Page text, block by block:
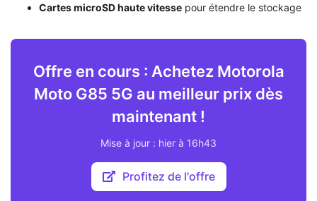
Cartes microSD haute vitesse pour étendre le stockage
Offre en cours : Achetez Motorola
Moto G85 5G au meilleur prix dès
maintenant !
Mise à jour : hier à 16h43
Profitez de l'offre